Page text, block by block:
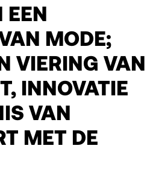
EEN
MODE;
VIERING VAN
INNOVATIE
VAN
MET DE